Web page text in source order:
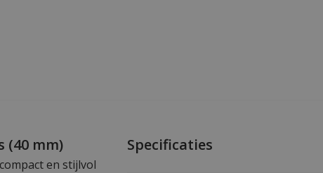
(40 mm)
en stijlvol
Specificaties